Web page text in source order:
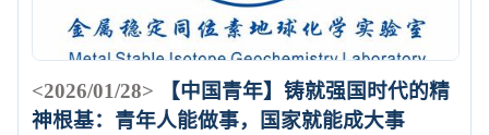
<2026/01/28>
【中国青年】铸就强国时代的精
神根基：青年人能做事，国家就能成大事